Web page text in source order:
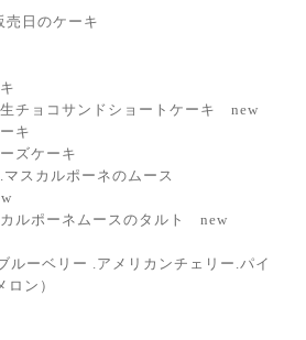
日のケーキ
チョコサンドショートケーキ new
キ
ズケーキ
スカルポーネのムース
ルポーネムースのタルト new
ルーベリー .アメリカンチェリー.パイ
ン）